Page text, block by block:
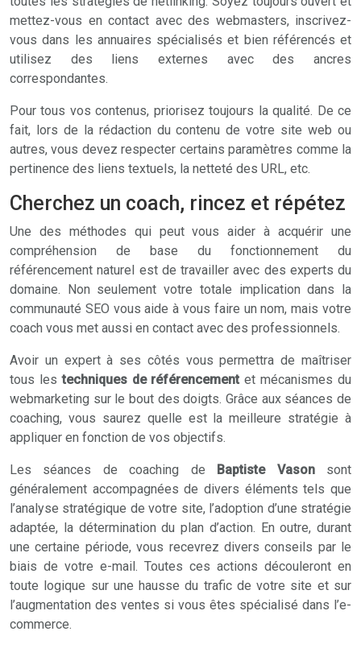
mettez-vous en contact avec des webmasters, inscrivez-
vous dans les annuaires spécialisés et bien référencés et
utilisez des liens externes avec des ancres
correspondantes.
Pour tous vos contenus, priorisez toujours la qualité. De ce
fait, lors de la rédaction du contenu de votre site web ou
autres, vous devez respecter certains paramètres comme la
pertinence des liens textuels, la netteté des URL, etc.
Cherchez un coach, rincez et répétez
Une des méthodes qui peut vous aider à acquérir une
compréhension de base du fonctionnement du
référencement naturel est de travailler avec des experts du
domaine. Non seulement votre totale implication dans la
communauté SEO vous aide à vous faire un nom, mais votre
coach vous met aussi en contact avec des professionnels.
Avoir un expert à ses côtés vous permettra de maîtriser
tous lestechniques de référencement et mécanismes du
webmarketing sur le bout des doigts. Grâce aux séances de
coaching, vous saurez quelle est la meilleure stratégie à
appliquer en fonction de vos objectifs.
Les séances de coaching de Baptiste Vason sont
généralement accompagnées de divers éléments tels que
l’analyse stratégique de votre site, l’adoption d’une stratégie
adaptée, la détermination du plan d’action. En outre, durant
une certaine période, vous recevrez divers conseils par le
biais de votre e-mail. Toutes ces actions découleront en
toute logique sur une hausse du trafic de votre site et sur
l’augmentation des ventes si vous êtes spécialisé dans l’e-
commerce.